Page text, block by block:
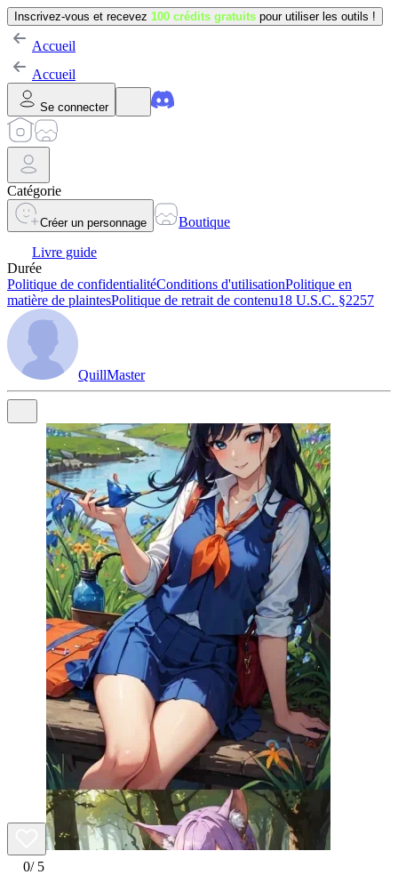
Inscrivez-vous et recevez 100 crédits gratuits pour utiliser les outils !
Accueil
Accueil
Se connecter
Catégorie
Créer un personnage
Boutique
Livre guide
Durée
Politique de confidentialitéConditions d'utilisationPolitique en
matière de plaintesPolitique de retrait de contenu18 U.S.C. §2257
QuillMaster
0/ 5